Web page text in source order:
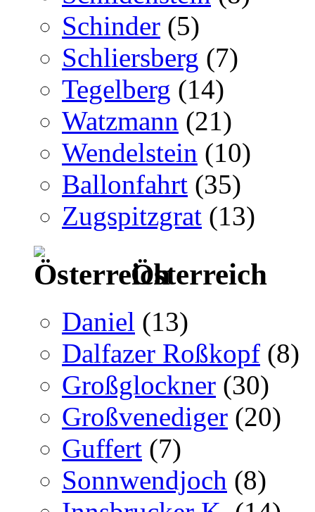
Schinder (5)
Schliersberg (7)
Tegelberg (14)
Watzmann (21)
Wendelstein (10)
Ballonfahrt (35)
Zugspitzgrat (13)
Österreich
Daniel (13)
Dalfazer Roßkopf (8)
Großglockner (30)
Großvenediger (20)
Guffert (7)
Sonnwendjoch (8)